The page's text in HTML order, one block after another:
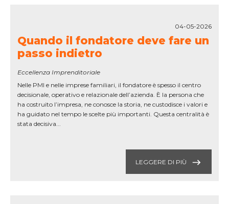
04-05-2026
Quando il fondatore deve fare un
passo indietro
Eccellenza Imprenditoriale
Nelle PMI e nelle imprese familiari, il fondatore è spesso il centro
decisionale, operativo e relazionale dell’azienda. È la persona che
ha costruito l’impresa, ne conosce la storia, ne custodisce i valori e
ha guidato nel tempo le scelte più importanti. Questa centralità è
stata decisiva...
LEGGERE DI PIÙ